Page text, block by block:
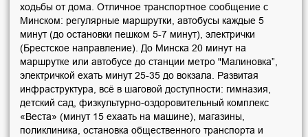
ходьбы от дома. Отличное транспортное сообщение с
Минском: регулярные маршрутки, автобусы каждые 5
минут (до остановки пешком 5-7 минут), электрички
(Брестское направление). До Минска 20 минут на
маршрутке или автобусе до станции метро "Малиновка”,
электричкой ехать минут 25-35 до вокзала. Развитая
инфраструктура, всё в шаговой доступности: гимназия,
детский сад, физкультурно-оздоровительный комплекс
«Веста» (минут 15 ехаать на машине), магазины,
поликлиника, остановка общественного транспорта и